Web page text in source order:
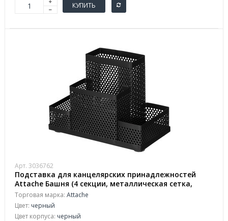
КУПИТЬ
Арт. 3036762
Подставка для канцелярских принадлежностей
Attache Башня (4 секции, металлическая сетка,
160х110х80 мм, черная)
Торговая марка: Attache
Цвет: черный
Цвет корпуса: черный